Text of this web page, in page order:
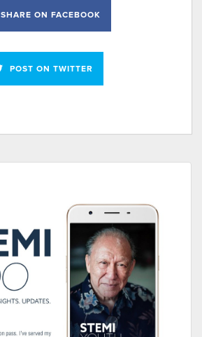
SHARE ON FACEBOOK
POST ON TWITTER